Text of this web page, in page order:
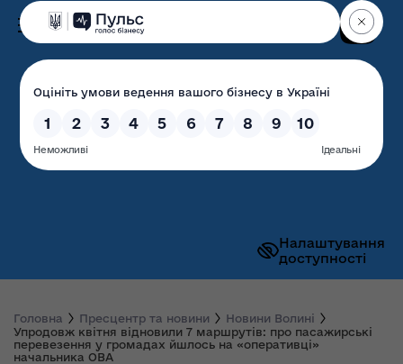
Налаштування
доступності
Волинська обласна
державна адміністрація
Головна Пресцентр та новини
Новини Волині
Упродовж квітня відновили 7 маршрутів: про пасажирські
перевезення у громадах йшлось на «оперативці»
начальника ОВА